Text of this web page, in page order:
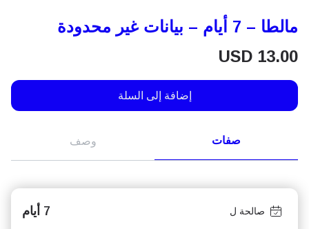
مالطا – 7 أيام – بيانات غير محدودة
USD 13.00
إضافة إلى السلة
صفات وصف
صالحة ل 7 أيام